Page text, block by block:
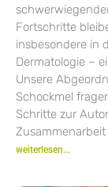
Fortschritte
insbesondere in
Dermatologie –
Unsere
Schockmel
Schritte zur
weiterlesen...